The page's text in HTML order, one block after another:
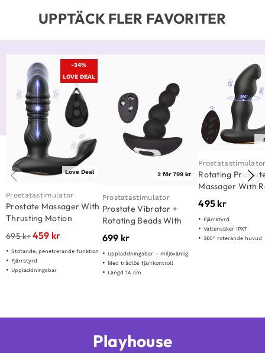
UPPTÄCK FLER FAVORITER
-34%
LOVE DEAL
Love Deal
Prostatastimulator
Prostate Massager With
Thrusting Motion
695kr459 kr
Stötande, penetrerande funktion
Fjärrstyrd
Uppladdningsbar
2 för 799 kr
Prostatastimulator
Prostate Vibrator +
Rotating Beads With
Wireless Remote
699 kr
Uppladdningsbar – miljövänlig
Med trådlös fjärrkontroll
Längd 14 cm
Rotating
Massager With
Control
495 kr
Fjärrstyrd
Vattensäker IPX7
360° roterande huvud
Playhouse